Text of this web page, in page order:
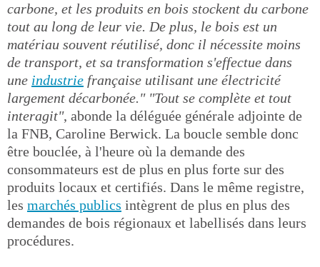
carbone, et les produits en bois stockent du carbone
tout au long de leur vie. De plus, le bois est un
matériau souvent réutilisé, donc il nécessite moins
de transport, et sa transformation s'effectue dans
une industrie française utilisant une électricité
largement décarbonée." "Tout se complète et tout
interagit", abonde la déléguée générale adjointe de
la FNB, Caroline Berwick. La boucle semble donc
être bouclée, à l'heure où la demande des
consommateurs est de plus en plus forte sur des
produits locaux et certifiés. Dans le même registre,
les marchés publics intègrent de plus en plus des
demandes de bois régionaux et labellisés dans leurs
procédures.